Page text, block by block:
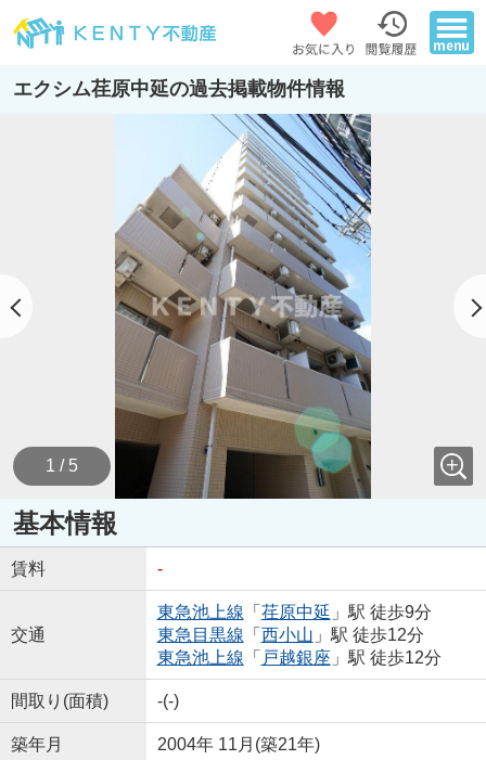
エクシム荏原中延の過去掲載物件情報
1 / 5
基本情報
賃料 -
交通
東急池上線 「 荏原中延 」駅 徒歩9分
東急目黒線 「 西小山 」駅 徒歩12分
東急池上線 「 戸越銀座 」駅 徒歩12分
間取り(面積) -(-)
築年月 2004年 11月(築21年)